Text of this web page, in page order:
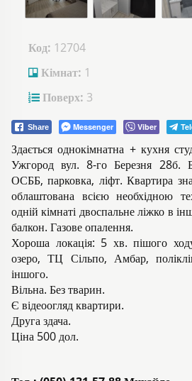
Код: 12704
Кімнат: 1
Поверх: 3
Share Messenger Viber
Здається однокімнатна + кухня
Ужгород вул. 8-го Березня 28б.
ОСББ, парковка, ліфт. Квартира
облаштована всією необхідною
одній кімнаті двоспальне ліжко в
балкон. Газове опалення.
Хороша локація: 5 хв. пішого
озеро, ТЦ Сільпо, Амбар,
іншого.
Вільна. Без тварин.
Є відеоогляд квартири.
Друга здача.
Ціна 500 дол.